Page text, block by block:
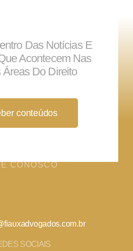
Das Notícias E
Acontecem Nas
Áreas Do Direito
conteúdos
CONOSCO
SOCIAIS